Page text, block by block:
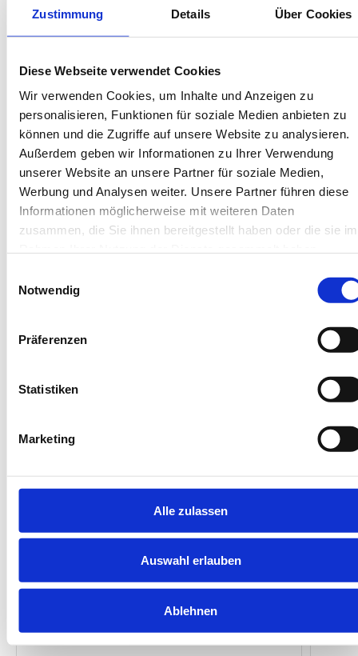
Zustimmung Details Über Cookies
Diese Webseite verwendet Cookies
Wir verwenden Cookies, um Inhalte und Anzeigen zu
personalisieren, Funktionen für soziale Medien anbieten zu
können und die Zugriffe auf unsere Website zu analysieren.
Außerdem geben wir Informationen zu Ihrer Verwendung
unserer Website an unsere Partner für soziale Medien,
Werbung und Analysen weiter. Unsere Partner führen diese
Informationen möglicherweise mit weiteren Daten
zusammen, die Sie ihnen bereitgestellt haben oder die sie im
Notwendig
Präferenzen
Statistiken
Marketing
Alle zulassen
Auswahl erlauben
Ablehnen
Wäschepakete inklusive
Gäste-App mit digitalen Bonusprogrammen
Christian-Janssen-Straße 25, 26486 Wangerooge
Objekt-Nr.: 280002
Diese Unterkunft teilen:
Ihnen auch gefallen
Unsere Empfehlungen
Next